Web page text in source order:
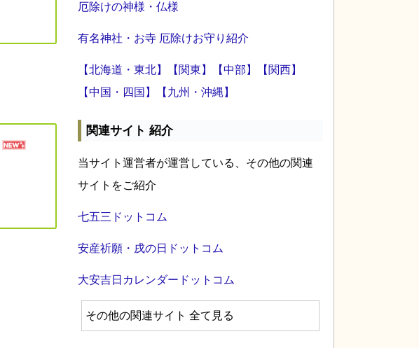
厄除けの神様・仏様
有名神社・お寺 厄除けお守り紹介
【北海道・東北】 【関東】 【中部】
【関西】
【中国・四国】
【九州・沖縄】
関連サイト 紹介
当サイト運営者が運営している、その他の関連
サイトをご紹介
七五三ドットコム
安産祈願・戌の日ドットコム
大安吉日カレンダードットコム
その他の関連サイト 全て見る